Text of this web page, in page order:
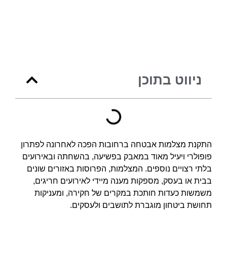
ניווט בתוכן
התקנת מצלמות אבטחה ברחובות הפכה לאחרונה לפתרון
פופולרי ויעיל מאוד במאבק בפשיעה, בהשחתה ובאירועים
בלתי רצויים נוספים. המצלמות, הפרוסות באזורים שונים
בבית או בעסק, מספקות מענה מיידי לאירועים חריגים,
משמשות כעדות חותכת במקרים של חקירה, ומעניקות
תחושת ביטחון מוגברת לתושבים ולעסקים.